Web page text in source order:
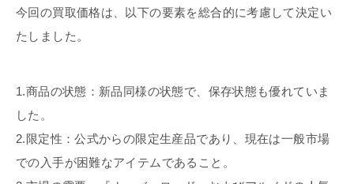
今回の買取価格は、以下の要素を総合的に考慮して決定い
たしました。
1.商品の状態：新品同様の状態で、保存状態も優れていま
した。
2.限定性：公式からの限定生産品であり、現在は一般市場
での入手が困難なアイテムであること。